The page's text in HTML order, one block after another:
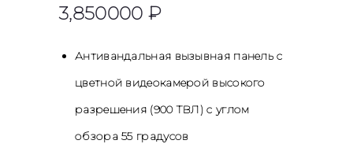
3,850000 ₽
Антивандальная вызывная панель с
цветной видеокамерой высокого
разрешения (900 ТВЛ) с углом
обзора 55 градусов